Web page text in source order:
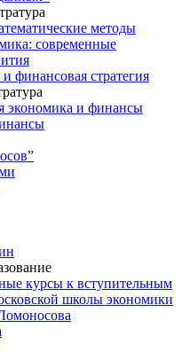
методы
современные
финансовая стратегия
экономика и финансы
курсы к вступительным
школы экономики